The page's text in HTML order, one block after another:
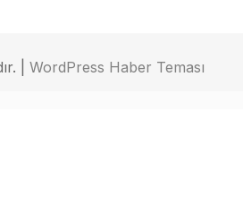
| WordPress Haber Teması